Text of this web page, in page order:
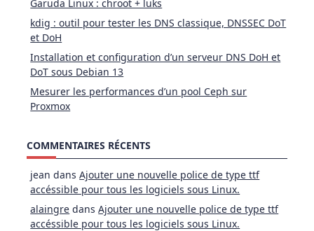
Garuda Linux : chroot + luks
kdig : outil pour tester les DNS classique, DNSSEC DoT
et DoH
Installation et configuration d’un serveur DNS DoH et
DoT sous Debian 13
Mesurer les performances d’un pool Ceph sur
Proxmox
COMMENTAIRES RÉCENTS
jean dansAjouter une nouvelle police de type ttf
accéssible pour tous les logiciels sous Linux.
alaingre dansAjouter une nouvelle police de type ttf
accéssible pour tous les logiciels sous Linux.